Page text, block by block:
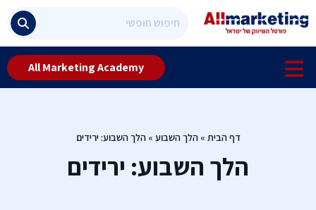
All Marketing Academy
דף הבית »הלך השבוע »הלך השבוע: ירידים
הלך השבוע: ירידים